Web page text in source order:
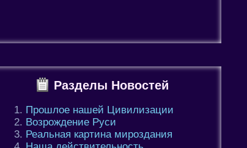
Разделы Новостей
Прошлое нашей Цивилизации
Возрождение Руси
Реальная картина мироздания